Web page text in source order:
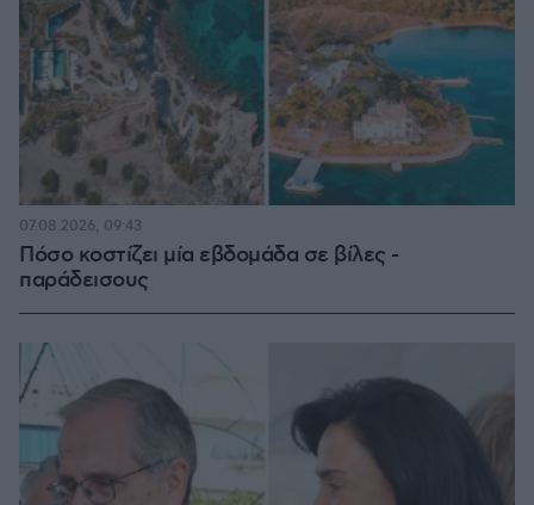
Πόσο κοστίζει μία εβδομάδα σε βίλες -
παράδεισους
07.08.2026, 09:43